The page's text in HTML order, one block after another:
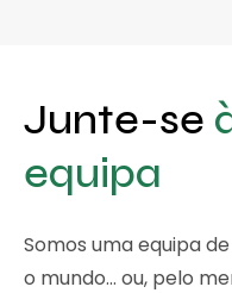
Junte-se
equipa
Somos uma equipa
o mundo… ou, pelo